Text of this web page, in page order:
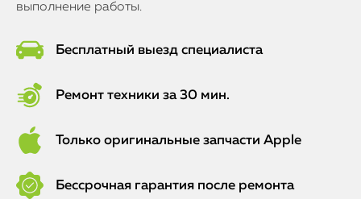
выполнение работы.
Бесплатный выезд специалиста
Ремонт техники за 30 мин.
Только оригинальные запчасти Apple
Бессрочная гарантия после ремонта